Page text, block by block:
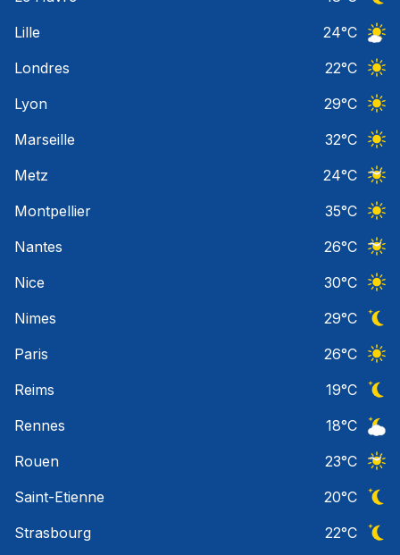
Lille
24°C
Londres
22°C
Lyon
29°C
Marseille
32°C
Metz
24°C
Montpellier
35°C
Nantes
26°C
Nice
30°C
Nimes
29°C
Paris
26°C
Reims
19°C
Rennes
18°C
Rouen
23°C
Saint-Etienne
20°C
Strasbourg
22°C